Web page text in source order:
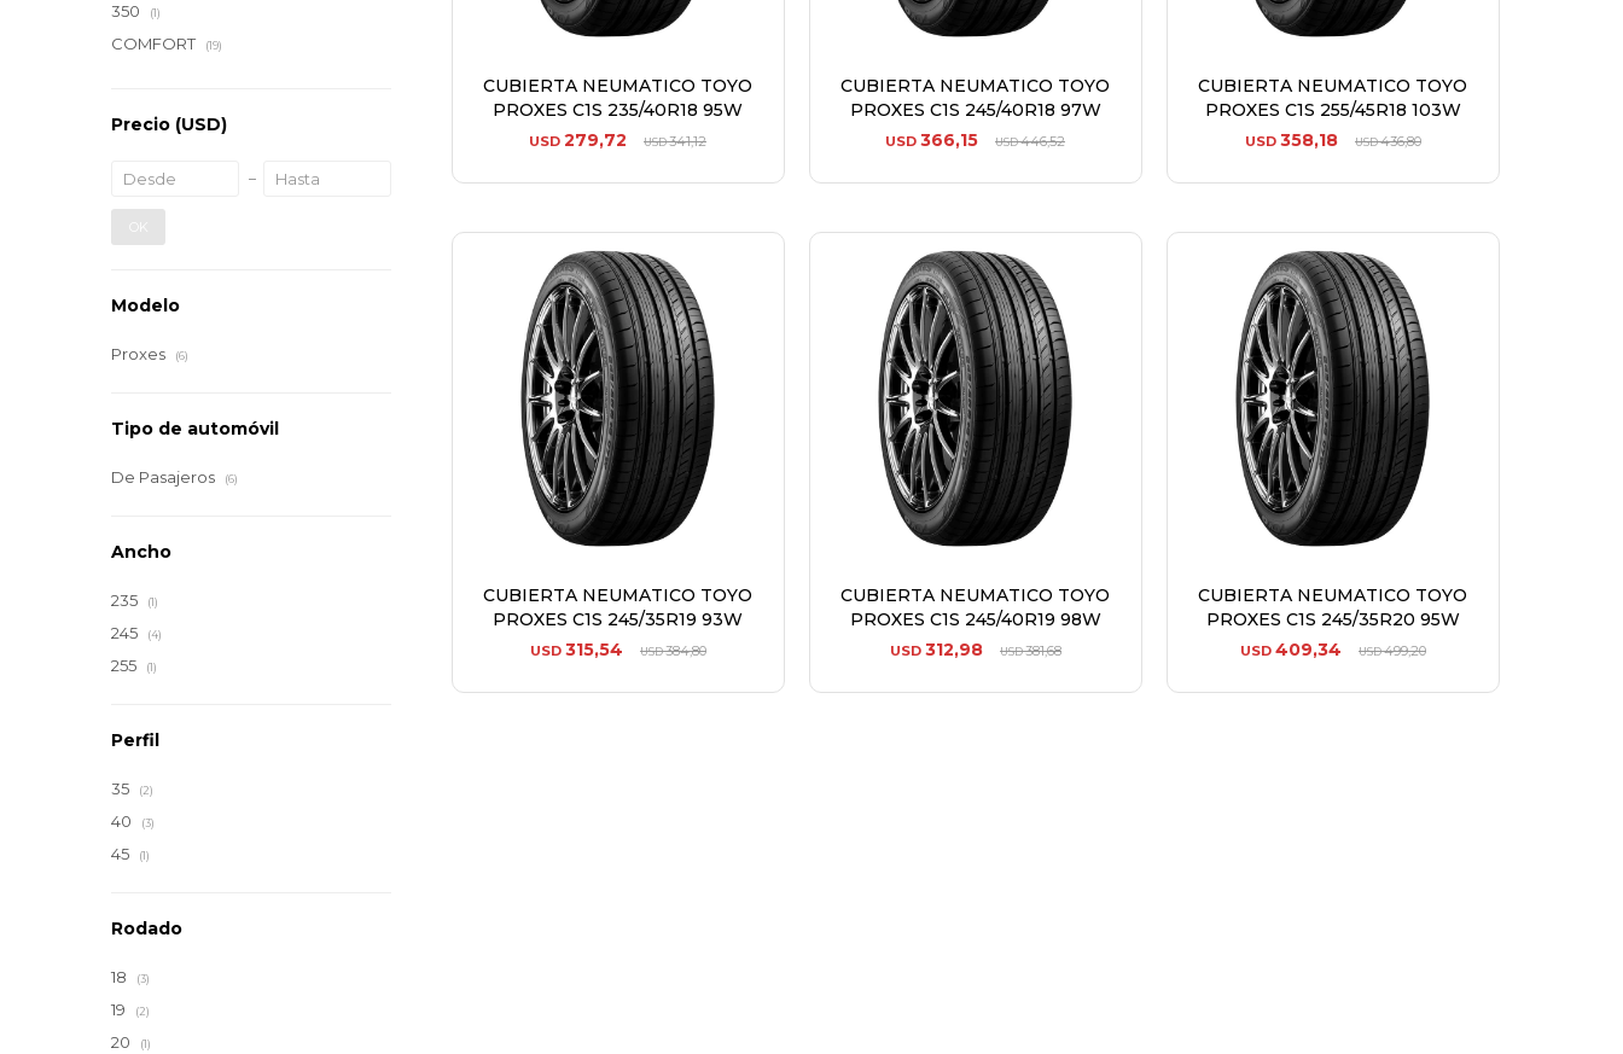
CUBIERTA NEUMATICO TOYO
PROXES C1S 235/40R18 95W
USD 279,72 USD341,12
CUBIERTA NEUMATICO TOYO
PROXES C1S 245/40R18 97W
USD 366,15 USD446,52
CUBIERTA NEUMATICO TOYO
PROXES C1S 255/45R18 103W
USD 358,18 USD436,80
CUBIERTA NEUMATICO TOYO
PROXES C1S 245/35R19 93W
USD 315,54 USD384,80
CUBIERTA NEUMATICO TOYO
PROXES C1S 245/40R19 98W
USD 312,98 USD381,68
CUBIERTA NEUMATICO TOYO
PROXES C1S 245/35R20 95W
USD 409,34 USD499,20
350 (1)
COMFORT (19)
Precio (USD)
OK
Modelo
Proxes (6)
Tipo de automóvil
De Pasajeros (6)
Ancho
235 (1)
245 (4)
255 (1)
Perfil
35 (2)
40 (3)
45 (1)
Rodado
18 (3)
19 (2)
20 (1)